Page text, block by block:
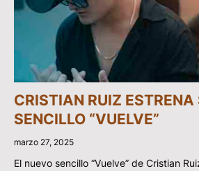
CRISTIAN RUIZ ESTRENA
SENCILLO “VUELVE”
marzo 27, 2025
El nuevo sencillo “Vuelve” de Cristian